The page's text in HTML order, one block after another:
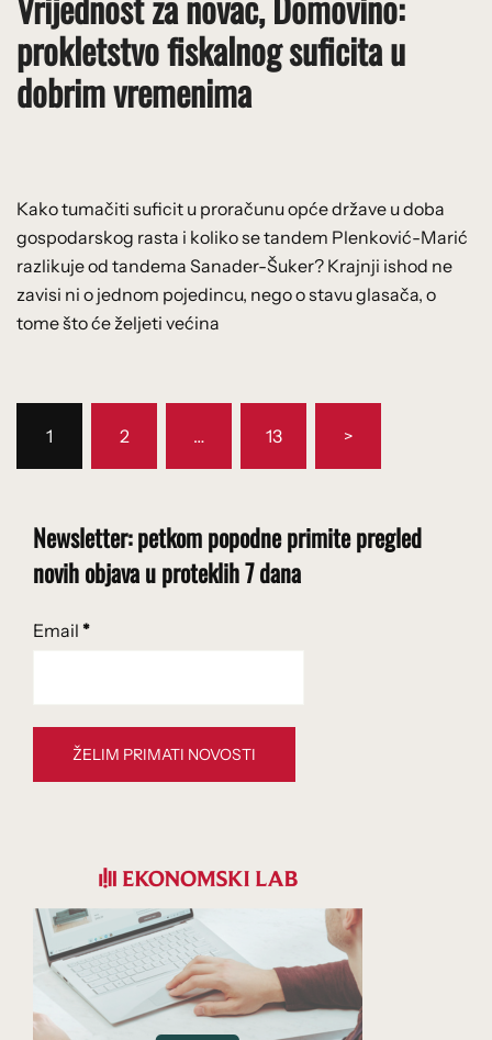
prokletstvo fiskalnog suficita u
dobrim vremenima
Kako tumačiti suficit u proračunu opće države u doba
gospodarskog rasta i koliko se tandem Plenković-Marić
razlikuje od tandema Sanader-Šuker? Krajnji ishod ne
zavisi ni o jednom pojedincu, nego o stavu glasača, o
tome što će željeti većina
stranica
objava
1 2 … 13 >
Newsletter: petkom popodne primite pregled
novih objava u proteklih 7 dana
Email *